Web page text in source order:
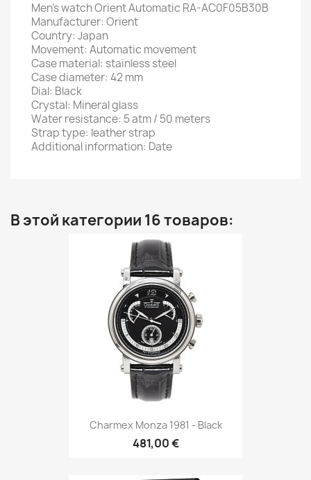
Men's watch Orient Automatic RA-AC0F05B30B
Manufacturer: Orient
Country: Japan
Movement: Automatic movement
Case material: stainless steel
Case diameter: 42 mm
Dial: Black
Crystal: Mineral glass
Water resistance: 5 atm / 50 meters
Strap type: leather strap
Additional information: Date
В этой категории 16 товаров:
Charmex Monza 1981 - Black
481,00 €